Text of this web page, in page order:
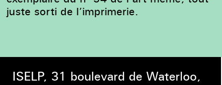
juste sorti de l’imprimerie.
ISELP, 31 boulevard de Waterloo,